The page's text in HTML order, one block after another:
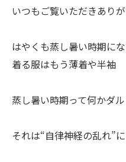
いつもご覧いただきあり
はやくも蒸し暑い時期にな
着る服はもう薄着や半袖
蒸し暑い時期って何かダ
それは“自律神経の乱れ”